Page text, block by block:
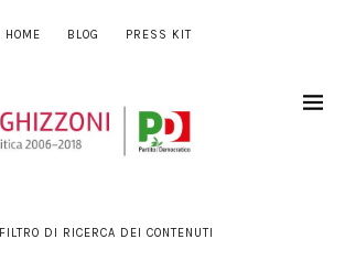
HOME BLOG PRESS KIT
FILTRO DI RICERCA DEI CONTENUTI